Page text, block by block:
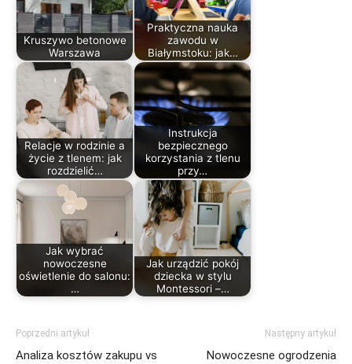
Kruszywo betonowe
Warszawa
Praktyczna nauka
zawodu w
Białymstoku: jak…
Relacje w rodzinie a
życie z tlenem: jak
rozdzielić…
Instrukcja
bezpiecznego
korzystania z tlenu
przy…
Jak wybrać
nowoczesne
oświetlenie do salonu:
…
Jak urządzić pokój
dziecka w stylu
Montessori –…
Poprzedni artykuł
Analiza kosztów zakupu vs
Następny artykuł
Nowoczesne ogrodzenia